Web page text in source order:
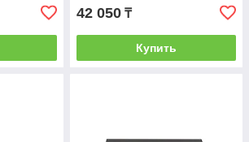
42 050 ₸
Купить